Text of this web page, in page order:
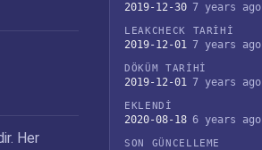
Her
2019-12-30 7 years ago
LEAKCHECK TARIHI
2019-12-01 7 years ago
DÖKÜM TARIHI
2019-12-01 7 years ago
EKLENDI
2020-08-18 6 years ago
SON GÜNCELLEME